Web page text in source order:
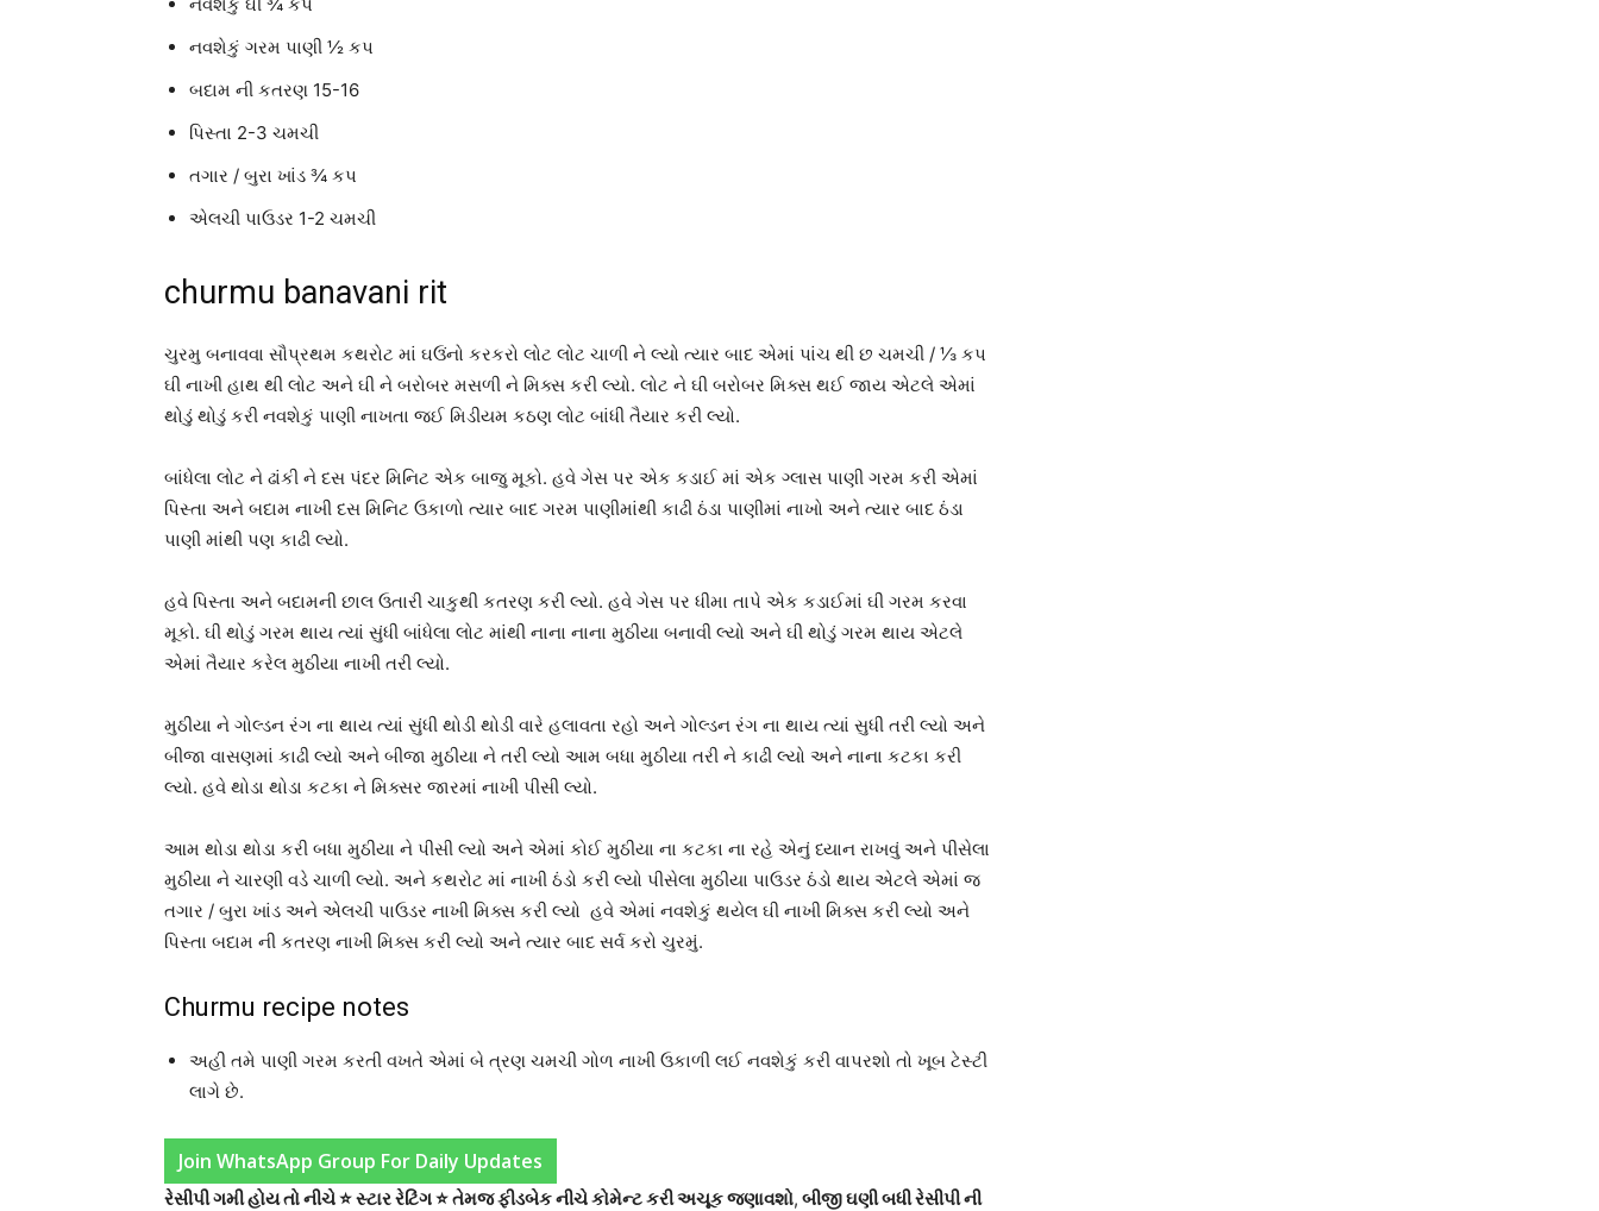
નવશેકું ગરમ પાણી ½ કપ
બદામ ની કતરણ 15-16
પિસ્તા 2-3 ચમચી
તગાર / બુરા ખાંડ ¾ કપ
એલચી પાઉડર 1-2 ચમચી
churmu banavani rit
ચુરમુ બનાવવા સૌપ્રથમ કથરોટ માં ઘઉંનો કરકરો લોટ લોટ ચાળી ને લ્યો ત્યાર બાદ એમાં પાંચ થી છ ચમચી / ⅓ કપ
ઘી નાખી હાથ થી લોટ અને ઘી ને બરોબર મસળી ને મિક્સ કરી લ્યો. લોટ ને ઘી બરોબર મિક્સ થઈ જાય એટલે એમાં
થોડું થોડું કરી નવશેકું પાણી નાખતા જઈ મિડીયમ કઠણ લોટ બાંધી તૈયાર કરી લ્યો.
બાંધેલા લોટ ને ઢાંકી ને દસ પંદર મિનિટ એક બાજુ મૂકો. હવે ગેસ પર એક કડાઈ માં એક ગ્લાસ પાણી ગરમ કરી એમાં
પિસ્તા અને બદામ નાખી દસ મિનિટ ઉકાળો ત્યાર બાદ ગરમ પાણીમાંથી કાઢી ઠંડા પાણીમાં નાખો અને ત્યાર બાદ ઠંડા
પાણી માંથી પણ કાઢી લ્યો.
હવે પિસ્તા અને બદામની છાલ ઉતારી ચાકુથી કતરણ કરી લ્યો. હવે ગેસ પર ધીમા તાપે એક કડાઈમાં ઘી ગરમ કરવા
મૂકો. ઘી થોડું ગરમ થાય ત્યાં સુંધી બાંધેલા લોટ માંથી નાના નાના મુઠીયા બનાવી લ્યો અને ઘી થોડું ગરમ થાય એટલે
એમાં તૈયાર કરેલ મુઠીયા નાખી તરી લ્યો.
મુઠીયા ને ગોલ્ડન રંગ ના થાય ત્યાં સુંધી થોડી થોડી વારે હલાવતા રહો અને ગોલ્ડન રંગ ના થાય ત્યાં સુધી તરી લ્યો અને
બીજા વાસણમાં કાઢી લ્યો અને બીજા મુઠીયા ને તરી લ્યો આમ બધા મુઠીયા તરી ને કાઢી લ્યો અને નાના કટકા કરી
લ્યો. હવે થોડા થોડા કટકા ને મિક્સર જારમાં નાખી પીસી લ્યો.
આમ થોડા થોડા કરી બધા મુઠીયા ને પીસી લ્યો અને એમાં કોઈ મુઠીયા ના કટકા ના રહે એનું ધ્યાન રાખવું અને પીસેલા
મુઠીયા ને ચારણી વડે ચાળી લ્યો. અને કથરોટ માં નાખી ઠંડો કરી લ્યો પીસેલા મુઠીયા પાઉડર ઠંડો થાય એટલે એમાં જ
તગાર / બુરા ખાંડ અને એલચી પાઉડર નાખી મિક્સ કરી લ્યો હવે એમાં નવશેકું થયેલ ઘી નાખી મિક્સ કરી લ્યો અને
પિસ્તા બદામ ની કતરણ નાખી મિક્સ કરી લ્યો અને ત્યાર બાદ સર્વ કરો ચુરમું.
Churmu recipe notes
અહી તમે પાણી ગરમ કરતી વખતે એમાં બે ત્રણ ચમચી ગોળ નાખી ઉકાળી લઈ નવશેકું કરી વાપરશો તો ખૂબ ટેસ્ટી
લાગે છે.
Join WhatsApp Group For Daily Updates
રેસીપી ગમી હોય તો નીચે ⭐ સ્ટાર રેટિંગ ⭐ તેમજ ફીડબેક નીચે કોમેન્ટ કરી અચૂક જણાવશો, બીજી ઘણી બધી રેસીપી ની